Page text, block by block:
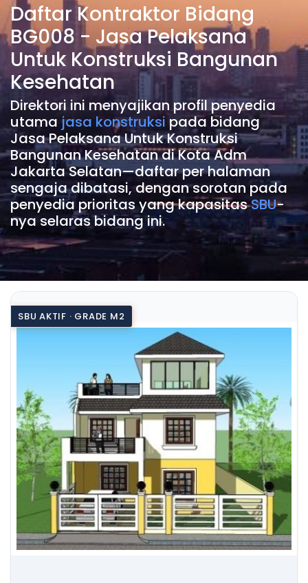
Daftar Kontraktor Bidang
BG008 - Jasa Pelaksana
Untuk Konstruksi Bangunan
Kesehatan
Direktori ini menyajikan profil penyedia
utama jasa konstruksipada bidang
Jasa Pelaksana Untuk Konstruksi
Bangunan Kesehatan di Kota Adm
Jakarta Selatan—daftar per halaman
sengaja dibatasi, dengan sorotan pada
penyedia prioritas yang kapasitasSBU-
nya selaras bidang ini.
SBU AKTIF · GRADE M2